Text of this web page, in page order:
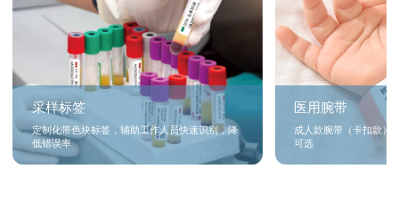
采样标签
定制化带色块标签，辅助工作人员快速识别，降
低错误率
医用腕带
成人款腕带（卡扣款）
可选